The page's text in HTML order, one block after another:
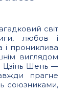
світ
любов і
прониклива
виглядом
Цзінь Шень —
прагне
союзниками,